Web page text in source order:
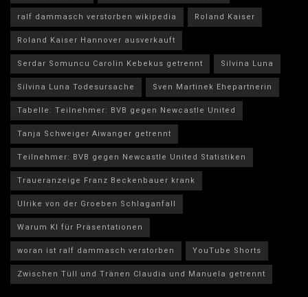
ralf dammasch verstorben wikipedia
Roland Kaiser
Roland Kaiser Hannover ausverkauft
Serdar Somuncu Carolin Kebekus getrennt
Silvina Luna
Silvina Luna Todesursache
Sven Martinek Ehepartnerin
Tabelle: Teilnehmer: BVB gegen Newcastle United
Tanja Schweiger Aiwanger getrennt
Teilnehmer: BVB gegen Newcastle United Statistiken
Traueranzeige Franz Beckenbauer krank
Ulrike von der Groeben Schlaganfall
Warum KI für Präsentationen
woran ist ralf dammasch verstorben
YouTube Shorts
Zwischen Tüll und Tränen Claudia und Manuela getrennt